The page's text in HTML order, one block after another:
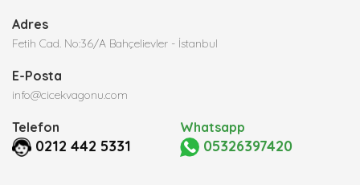
Adres
Fetih Cad. No:36/A Bahçelievler - İstanbul
E-Posta
info@cicekvagonu.com
Telefon
0212 442 5331
Whatsapp
05326397420